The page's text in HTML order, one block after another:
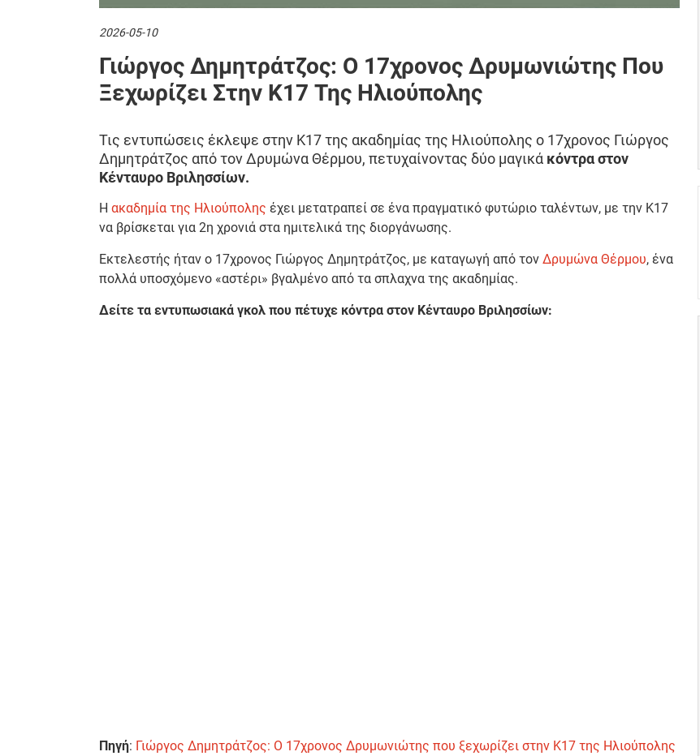
2026-05-10
Γιώργος Δημητράτζος: Ο 17χρονος Δρυμωνιώτης Που
Ξεχωρίζει Στην Κ17 Της Ηλιούπολης
Τις εντυπώσεις έκλεψε στην Κ17 της ακαδημίας της Ηλιούπολης ο 17χρονος Γιώργος
Δημητράτζος από τον Δρυμώνα Θέρμου, πετυχαίνοντας δύο μαγικά κόντρα στον
Κένταυρο Βριλησσίων.
Η ακαδημία της Ηλιούπολης έχει μετατραπεί σε ένα πραγματικό φυτώριο ταλέντων, με την Κ17
να βρίσκεται για 2η χρονιά στα ημιτελικά της διοργάνωσης.
Εκτελεστής ήταν ο 17χρονος Γιώργος Δημητράτζος, με καταγωγή από τον Δρυμώνα Θέρμου, ένα
πολλά υποσχόμενο «αστέρι» βγαλμένο από τα σπλαχνα της ακαδημίας.
Δείτε τα εντυπωσιακά γκολ που πέτυχε κόντρα στον Κένταυρο Βριλησσίων:
Πηγή: Γιώργος Δημητράτζος: Ο 17χρονος Δρυμωνιώτης που ξεχωρίζει στην Κ17 της Ηλιούπολης